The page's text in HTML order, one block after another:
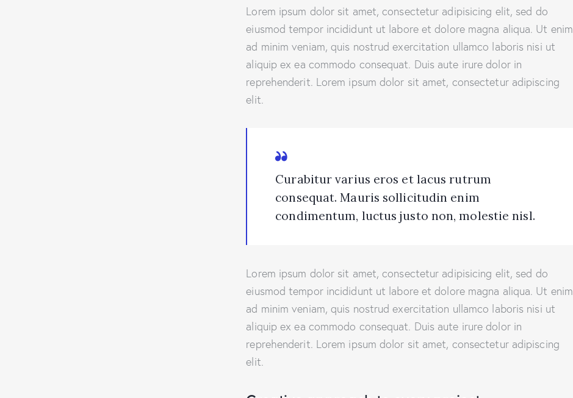
Lorem ipsum dolor sit amet, consectetur adipisicing elit, sed do
eiusmod tempor incididunt ut labore et dolore magna aliqua. Ut enim
ad minim veniam, quis nostrud exercitation ullamco laboris nisi ut
aliquip ex ea commodo consequat. Duis aute irure dolor in
reprehenderit. Lorem ipsum dolor sit amet, consectetur adipiscing
elit.
Curabitur varius eros et lacus rutrum
consequat. Mauris sollicitudin enim
condimentum, luctus justo non, molestie nisl.
Lorem ipsum dolor sit amet, consectetur adipisicing elit, sed do
eiusmod tempor incididunt ut labore et dolore magna aliqua. Ut enim
ad minim veniam, quis nostrud exercitation ullamco laboris nisi ut
aliquip ex ea commodo consequat. Duis aute irure dolor in
reprehenderit. Lorem ipsum dolor sit amet, consectetur adipiscing
elit.